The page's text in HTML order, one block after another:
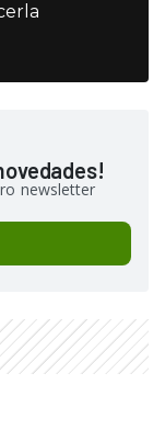
newsletter